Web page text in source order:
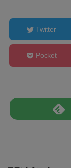
Twitter
Pocket